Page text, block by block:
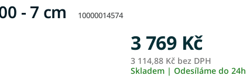
- 7 cm 10000014574
3 769 Kč
3 114,88 Kč bez DPH
Skladem | Odesíláme do 24h